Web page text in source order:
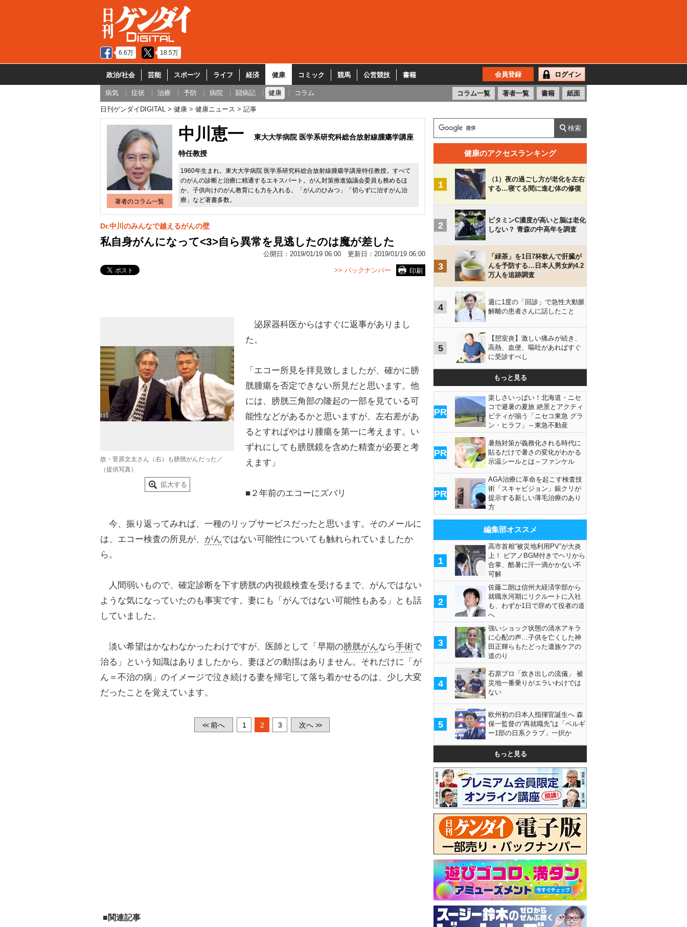
6.6万 18.5万
政治/社会 芸能 スポーツ ライフ 経済 健康 コミック 競馬 公営競技 書籍 会員登録 ログイン
病気 症状 治療 予防 病院 闘病記 健康 コラム コラム一覧 著者一覧 書籍 紙面
日刊ゲンダイDIGITAL 健康 健康ニュース 記事
著者のコラム一覧
中川恵一
東大大学病院 医学系研究科総合放射線腫瘍学講座
特任教授
1960年生まれ。東大大学病院 医学系研究科総合放射線腫瘍学講座特任教授。すべて
のがんの診断と治療に精通するエキスパート。がん対策推進協議会委員も務めるほ
か、子供向けのがん教育にも力を入れる。「がんのひみつ」「切らずに治すがん治
療」など著書多数。
Dr.中川のみんなで越えるがんの壁
私自身がんになって<3>自ら異常を見逃したのは魔が差した
公開日： 2019/01/19 06:00 更新日： 2019/01/19 06:00
印刷
>> バックナンバー
故・菅原文太さん（右）も膀胱がんだった／
（提供写真）
拡大する
泌尿器科医からはすぐに返事がありまし
た。
「エコー所見を拝見致しましたが、確かに膀
胱腫瘍を否定できない所見だと思います。他
には、膀胱三角部の隆起の一部を見ている可
能性などがあるかと思いますが、左右差があ
るとすればやはり腫瘍を第一に考えます。い
ずれにしても膀胱鏡を含めた精査が必要と考
えます」
■２年前のエコーにズバリ
今、振り返ってみれば、一種のリップサービスだったと思います。そのメールに
は、エコー検査の所見が、 がんではない可能性についても触れられていましたか
ら。
人間弱いもので、確定診断を下す膀胱の内視鏡検査を受けるまで、がんではない
ような気になっていたのも事実です。妻にも「がんではない可能性もある」とも話
していました。
淡い希望はかなわなかったわけですが、医師として「早期の膀胱がんなら手術で
治る」という知識はありましたから、妻ほどの動揺はありません。それだけに「が
ん＝不治の病」のイメージで泣き続ける妻を帰宅して落ち着かせるのは、少し大変
だったことを覚えています。
<<前へ 1 2 3 次へ >>
■関連記事
健康のアクセスランキング
1
（1）夜の過ごし方が老化を左右
する…寝てる間に進む体の修復
2
ビタミンC濃度が高いと脳は老化
しない？ 青森の中高年を調査
3
「緑茶」を1日7杯飲んで肝臓が
んを予防する…日本人男女約4.2
万人を追跡調査
4
週に1度の「回診」で急性大動脈
解離の患者さんに話したこと
5
【憩室炎】激しい痛みが続き、
高熱、血便、嘔吐があればすぐ
に受診すべし
もっと見る
PR
楽しさいっぱい！北海道・ニセ
コで避暑の夏旅 絶景とアクティ
ビティが揃う「ニセコ東急 グラ
ン・ヒラフ」～東急不動産
PR
暑熱対策が義務化される時代に
貼るだけで暑さの変化がわかる
示温シールとは～ファンケル
PR
AGA治療に革命を起こす検査技
術「スキャビジョン」銀クリが
提示する新しい薄毛治療のあり
方
編集部オススメ
1
高市首相“被災地利用PV”が大炎
上！ ピアノBGM付きでヘリから
合掌、酷暑に汗一滴かかない不
可解
2
佐藤二朗は信州大経済学部から
就職氷河期にリクルートに入社
も、わずか1日で辞めて役者の道
へ
3
強いショック状態の清水アキラ
に心配の声…子供を亡くした神
田正輝らもたどった遺族ケアの
道のり
4
石原プロ「炊き出しの流儀」 被
災地一番乗りがエラいわけでは
ない
5
欧州初の日本人指揮官誕生へ 森
保一監督の“再就職先”は「ベルギ
ー1部の日系クラブ」一択か
もっと見る